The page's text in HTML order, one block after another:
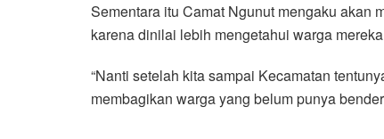
Sementara itu Camat Ngunut mengaku akan
karena dinilai lebih mengetahui warga
“Nanti setelah kita sampai Kecamatan
membagikan warga yang belum punya